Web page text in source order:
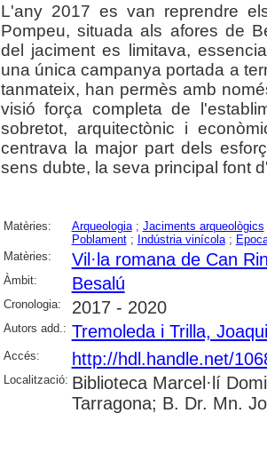
L'any 2017 es van reprendre
Pompeu, situada als afores de
del jaciment es limitava,
una única campanya portada a
tanmateix, han permès amb
visió força completa de
sobretot, arquitectònic i
centrava la major part dels
sens dubte, la seva principal font
Matèries: Arqueologia; Jaciments arqueològics
Poblament; Indústria vinícola;
Matèries:
Vil·la romana de Can
Àmbit: Besalú
Cronologia: 2017 - 2020
Autors add.: Tremoleda i Trilla,
Accés: http://hdl.handle.net/
Localització: Biblioteca Marcel·lí
Tarragona; B. Dr. Mn.